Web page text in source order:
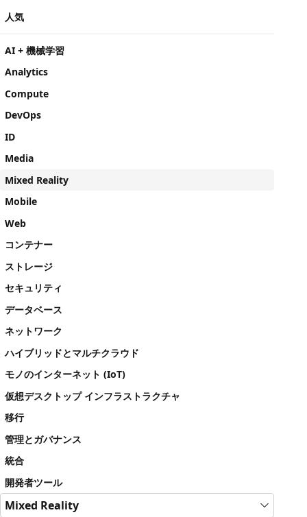
人気
AI + 機械学習
Analytics
Compute
DevOps
ID
Media
Mixed Reality
Mobile
Web
コンテナー
ストレージ
セキュリティ
データベース
ネットワーク
ハイブリッドとマルチクラウド
モノのインターネット (IoT)
仮想デスクトップ インフラストラクチャ
移行
管理とガバナンス
統合
開発者ツール
Mixed Reality